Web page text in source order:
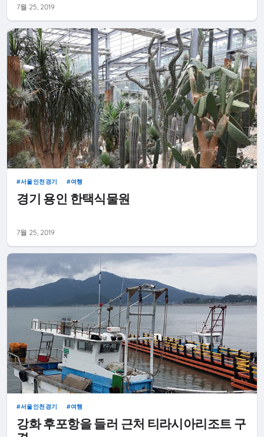
7월 25, 2019
서울인천경기 여행
경기 용인 한택식물원
7월 25, 2019
서울인천경기 여행
강화 후포항을 들러 근처 티라시아리조트 구